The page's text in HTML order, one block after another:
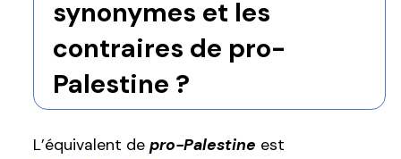
synonymes et les
contraires de pro-
Palestine ?
L’équivalent de pro-Palestine est